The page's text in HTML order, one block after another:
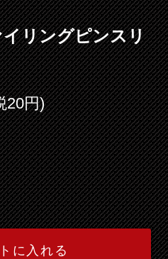
リングピンスリ
20円)
に入れる